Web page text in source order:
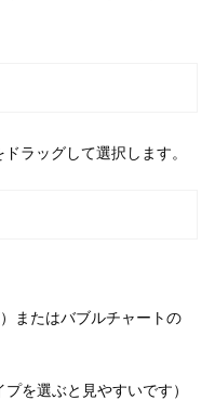
ラッグして選択します。
またはバブルチャートの
を選ぶと見やすいです）